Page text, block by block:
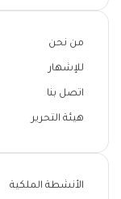
من نحن
للإشهار
اتصل بنا
هيئة التحرير
الأنشطة الملكية